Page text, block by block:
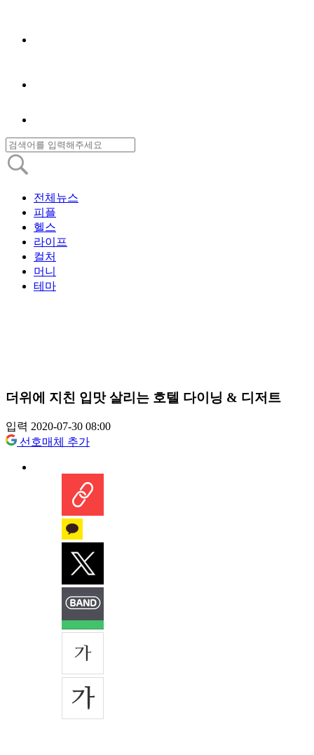
전체뉴스
피플
헬스
라이프
컬처
머니
테마
더위에 지친 입맛 살리는 호텔 다이닝 & 디저트
입력 2020-07-30 08:00
선호매체 추가